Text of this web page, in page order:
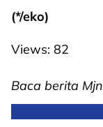
(*/eko)
Views: 82
Baca berita